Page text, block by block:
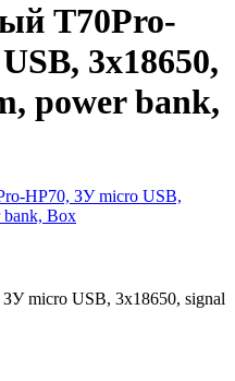
T70Pro-
3x18650,
power bank,
micro USB, 3x18650, signal